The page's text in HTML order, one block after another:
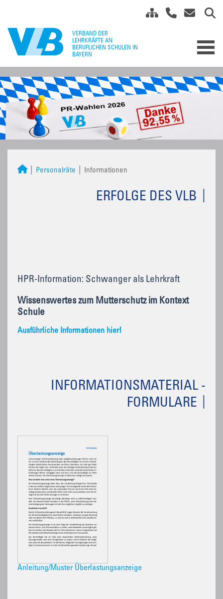
Personalräte Informationen
ERFOLGE DES VLB
HPR-Information: Schwanger als Lehrkraft
Wissenswertes zum Mutterschutz im Kontext
Schule
Ausführliche Informationen hier!
INFORMATIONSMATERIAL -
FORMULARE
Anleitung/Muster Überlastungsanzeige